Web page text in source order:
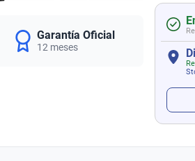
Garantía Oficial
12 meses